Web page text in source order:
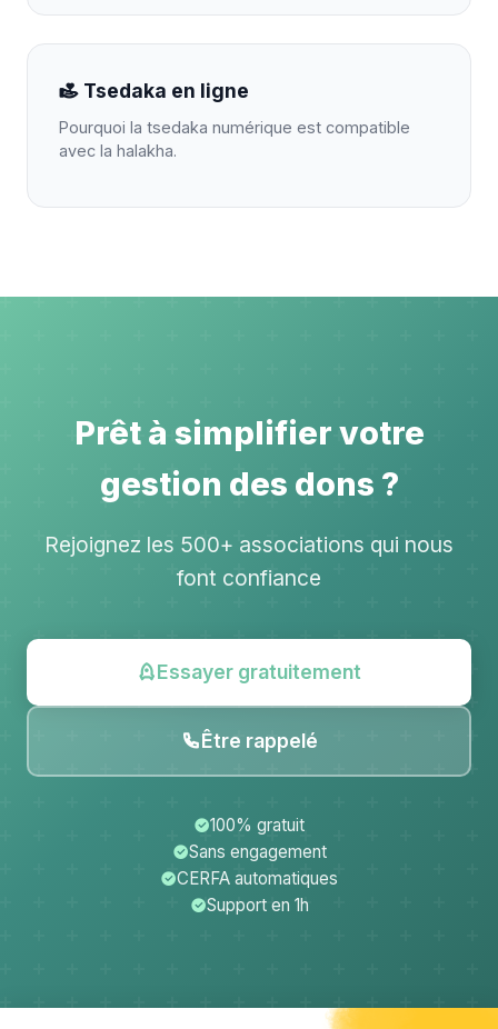
Tsedaka en ligne
Pourquoi la tsedaka numérique est compatible
avec la halakha.
Prêt à simplifier votre
gestion des dons ?
Rejoignez les 500+ associations qui nous
font confiance
Essayer gratuitement
Être rappelé
100% gratuit
Sans engagement
CERFA automatiques
Support en 1h